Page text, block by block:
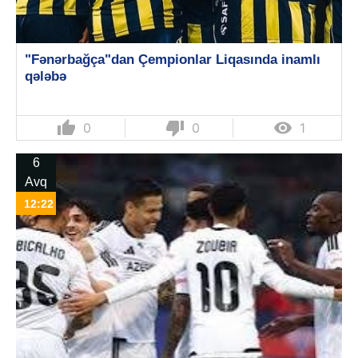
"Fənərbağça"dan Çempionlar Liqasında inamlı
qələbə
thumb_up 0 thumb_down 0  1
6
Avq
12:22